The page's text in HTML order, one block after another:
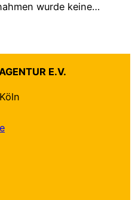
wurde keine…
E.V.